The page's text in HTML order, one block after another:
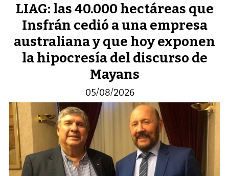
LIAG: las 40.000 hectáreas que
Insfrán cedió a una empresa
australiana y que hoy exponen
la hipocresía del discurso de
Mayans
05/08/2026